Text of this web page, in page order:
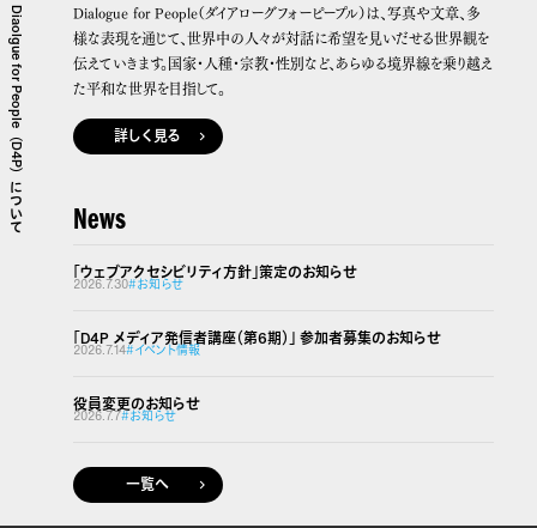
Diaolgue for People（D4P）について
Dialogue for People（ダイアローグフォーピープル）は、写真や文章、多
様な表現を通じて、世界中の人々が対話に希望を見いだせる世界観を
伝えていきます。国家・人種・宗教・性別など、あらゆる境界線を乗り越え
た平和な世界を目指して。
詳しく見る
News
「ウェブアクセシビリティ方針」策定のお知らせ
2026.7.30#お知らせ
「D4P メディア発信者講座（第6期）」 参加者募集のお知らせ
2026.7.14#イベント情報
役員変更のお知らせ
2026.7.7#お知らせ
一覧へ